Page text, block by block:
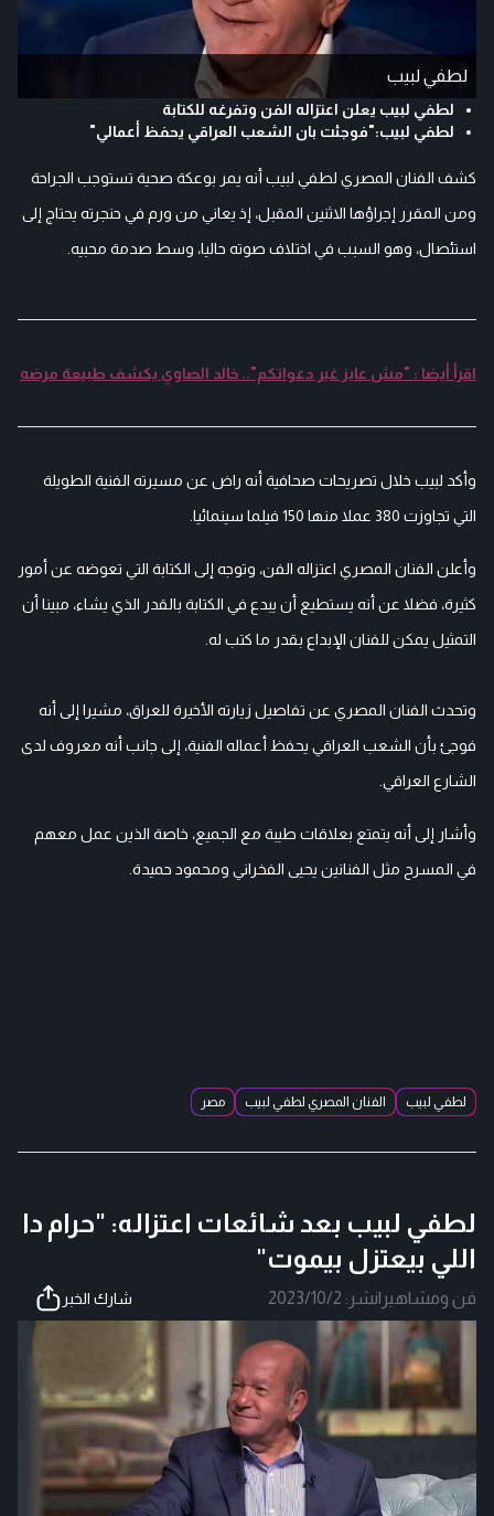
لطفي لبيب
لطفي لبيب يعلن اعتزاله الفن وتفرغه للكتابة
لطفي لبيب:"فوجئت بان الشعب العراقي يحفظ أعمالي"
كشف الفنان المصري لطفي لبيب أنه يمر بوعكة صحية تستوجب الجراحة
ومن المقرر إجراؤها الاثنين المقبل، إذ يعاني من ورم في حنجرته يحتاج إلى
استئصال، وهو السبب في اختلاف صوته حاليا، وسط صدمة محبيه.
اقرأ أيضا : "مش عايز غير دعواتكم".. خالد الصاوي يكشف طبيعة مرضه
وأكد لبيب خلال تصريحات صحافية أنه راض عن مسيرته الفنية الطويلة
التي تجاوزت 380 عملا منها 150 فيلما سينمائيا.
وأعلن الفنان المصري اعتزاله الفن، وتوجه إلى الكتابة التي تعوضه عن أمور
كثيرة، فضلا عن أنه يستطيع أن يبدع في الكتابة بالقدر الذي يشاء، مبينا أن
التمثيل يمكن للفنان الإبداع بقدر ما كتب له.
وتحدث الفنان المصري عن تفاصيل زيارته الأخيرة للعراق، مشيرا إلى أنه
فوجئ بأن الشعب العراقي يحفظ أعماله الفنية، إلى جانب أنه معروف لدى
الشارع العراقي.
وأشار إلى أنه يتمتع بعلاقات طيبة مع الجميع، خاصة الذين عمل معهم
في المسرح مثل الفنانين يحيى الفخراني ومحمود حميدة.
لطفي لبيب الفنان المصري لطفي لبيب مصر
لطفي لبيب بعد شائعات اعتزاله: "حرام دا
اللي بيعتزل بيموت"
فن ومشاهير |نشر: 2023/10/2 شارك الخبر